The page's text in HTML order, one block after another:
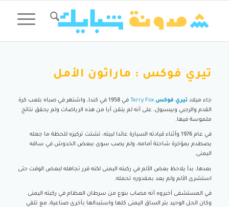
تيري فوكس : ماراثون الأمل
جاء ميلاد تيري فوكس Terry Fox
في 1958 في كندا، واشتهر في صباه بلعب كرة
القدم والرجبي وبيسبول، على أنه لم يتقن أيا من هذه الرياضات ولم يحقق نتائج
ملموسة فيها.
في عام 1976 وأثناء قيادته السيارة عائدا لبيته، تشتت تركيزه للحظة ما جعله
يصطدم بمؤخرة شاحنة أمامه، ولم يصب سوى ببعض الخدوش في ساقه
اليمنى.
بعدها، بدأ يلاحظ بعض الألم في ركبته اليمنى لكنه قرر تجاهله لبعض الوقت حتى
استشرى الألم ولم يعد بمقدوره تحمله.
في المستشفى أخبروه أنه مصاب بنوع من سرطان العظام في ركبته اليمنى
وكان الحل الوحيد بتر الساق اليمنى كلها واستبدالها بأخرى صناعية، مع تلقي